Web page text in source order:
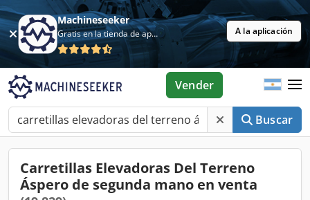
Machineseeker
Gratis en la tienda de aplicaciones A la aplicación
Buscar
Vender
Carretillas Elevadoras Del Terreno
Áspero de segunda mano en venta